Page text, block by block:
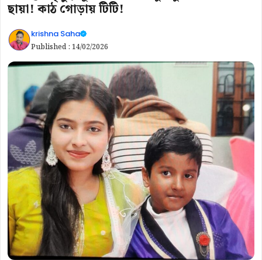
ছায়া! কাঠ গোড়ায় টিটি!
krishna Saha
Published : 14/02/2026